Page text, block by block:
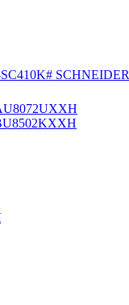
# SCHNEIDER